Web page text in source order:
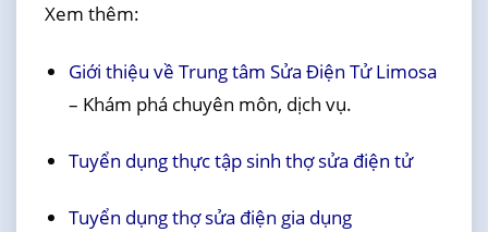
Xem thêm:
Giới thiệu về Trung tâm Sửa Điện Tử Limosa
– Khám phá chuyên môn, dịch vụ.
Tuyển dụng thực tập sinh thợ sửa điện tử
Tuyển dụng thợ sửa điện gia dụng